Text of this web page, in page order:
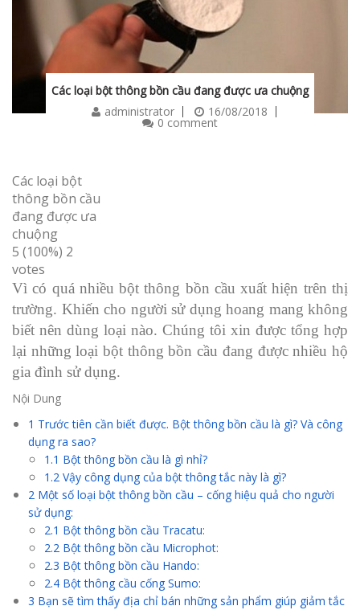
Các loại bột thông bồn cầu đang được ưa chuộng
administrator
16/08/2018
0 comment
Các loại bột
thông bồn cầu
đang được ưa
chuộng
5 (100%) 2
votes
Vì có quá nhiều bột thông bồn cầu xuất hiện trên thị
trường. Khiến cho người sử dụng hoang mang không
biết nên dùng loại nào. Chúng tôi xin được tổng hợp
lại những loại bột thông bồn cầu đang được nhiều hộ
gia đình sử dụng.
Nội Dung
1 Trước tiên cần biết được. Bột thông bồn cầu là gì? Và công
dụng ra sao?
1.1 Bột thông bồn cầu là gì nhỉ?
1.2 Vậy công dụng của bột thông tắc này là gì?
2 Một số loại bột thông bồn cầu – cống hiệu quả cho người
sử dụng:
2.1 Bột thông bồn cầu Tracatu:
2.2 Bột thông bồn cầu Microphot:
2.3 Bột thông bồn cầu Hando:
2.4 Bột thông cầu cống Sumo:
3 Bạn sẽ tìm thấy địa chỉ bán những sản phẩm giúp giảm tắc